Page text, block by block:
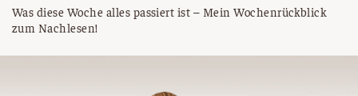
Was diese Woche alles passiert ist – Mein Wochenrückblick
zum Nachlesen!